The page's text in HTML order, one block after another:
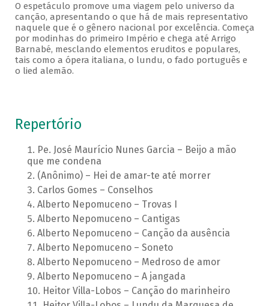
O espetáculo promove uma viagem pelo universo da
canção, apresentando o que há de mais representativo
naquele que é o gênero nacional por excelência. Começa
por modinhas do primeiro Império e chega até Arrigo
Barnabé, mesclando elementos eruditos e populares,
tais como a ópera italiana, o lundu, o fado português e
o lied alemão.
Repertório
Pe. José Maurício Nunes Garcia – Beijo a mão
que me condena
(Anônimo) – Hei de amar-te até morrer
Carlos Gomes – Conselhos
Alberto Nepomuceno – Trovas I
Alberto Nepomuceno – Cantigas
Alberto Nepomuceno – Canção da ausência
Alberto Nepomuceno – Soneto
Alberto Nepomuceno – Medroso de amor
Alberto Nepomuceno – A jangada
Heitor Villa-Lobos – Canção do marinheiro